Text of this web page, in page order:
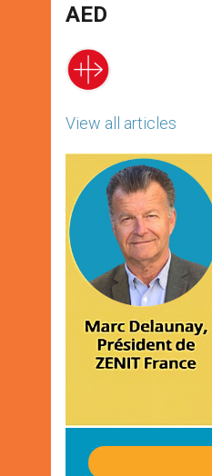
p
p
AED
View all articles